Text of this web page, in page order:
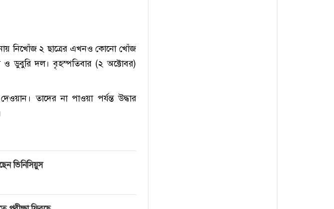
নিখোঁজ ২ ছাত্রের এখনও কোনো খোঁজ
ও ডুবুরি দল। বৃহস্পতিবার (২ অক্টোবর)
তাদের না পাওয়া পর্যন্ত উদ্ধার
ভিনিসিয়ুস